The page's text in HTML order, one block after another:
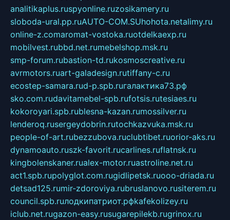
analitikaplus.ruspyonline.ruzosikamery.ru
sloboda-ural.pp.ruAUTO-COM.SUhohota.netalimy.ru
online-z.comaromat-vostoka.ruotdelkaexp.ru
mobilvest.rubbd.net.rumebelshop.msk.ru
smp-forum.rubastion-td.rukosmoscreative.ru
avrmotors.ruart-galadesign.rutiffany-c.ru
ecostep-samara.rud-p.spb.ruгалактика73.рф
sko.com.rudavitamebel-spb.rufotsis.rutesiaes.ru
kokoroyari.spb.rublesna-kazan.rumossilver.ru
lenderoq.rusergeydobrin.rutochkazvuka.msk.ru
people-of-art.rubezzubova.ruclubtibet.ruorior-aks.ru
dynamoauto.ruszk-favorit.rucarlines.ruflatnsk.ru
kingbolenskaner.rualex-motor.ruastroline.net.ru
act1.spb.rupolyglot.com.rugidlipetsk.ruooo-driada.ru
detsad125.rumir-zdoroviya.rubruslanovo.rusiterem.ru
council.spb.ruлодкипатриот.рфkafekolizey.ru
iclub.net.rugazon-easy.rusugarepilekb.rugrinox.ru